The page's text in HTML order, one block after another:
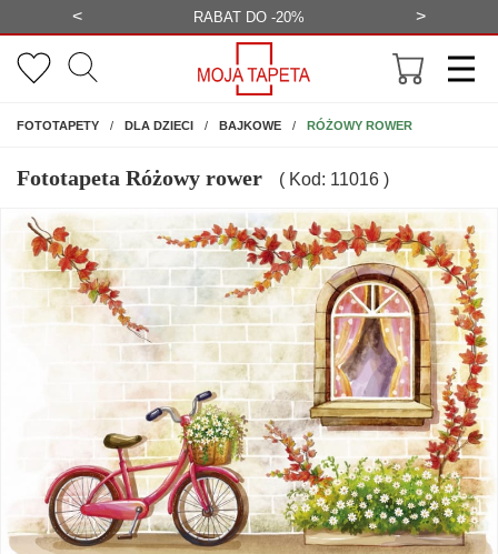
< BEZPŁATNA WIZUALIZACJA >
FOTOTAPETYNA ŚCIANĘ
DLA DZIECI BAJKOWE RÓŻOWY ROWER
Fototapeta Różowy rower ( Kod: 11016 )